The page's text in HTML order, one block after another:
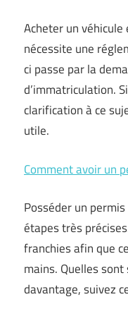
Acheter un
nécessite une
ci passe par la
d’immatriculation.
clarification à ce
utile.
Comment avoir un
Posséder un
étapes très
franchies afin que
mains. Quelles
davantage, suivez